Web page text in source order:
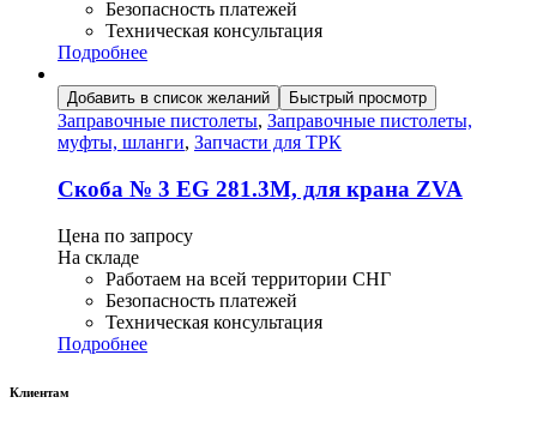
Безопасность платежей
Техническая консультация
Подробнее
Добавить в список желаний Быстрый просмотр
Заправочные пистолеты, Заправочные пистолеты,
муфты, шланги, Запчасти для ТРК
Скоба № 3 EG 281.3M, для крана ZVA
Цена по запросу
На складе
Работаем на всей территории СНГ
Безопасность платежей
Техническая консультация
Подробнее
Клиентам